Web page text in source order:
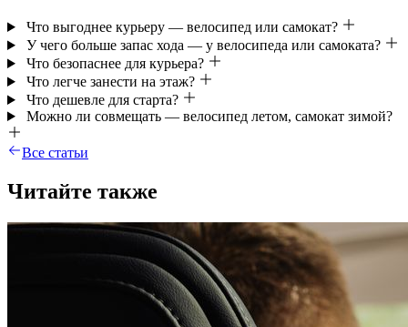
Что выгоднее курьеру — велосипед или самокат?
У чего больше запас хода — у велосипеда или самоката?
Что безопаснее для курьера?
Что легче занести на этаж?
Что дешевле для старта?
Можно ли совмещать — велосипед летом, самокат зимой?
Все статьи
Читайте также